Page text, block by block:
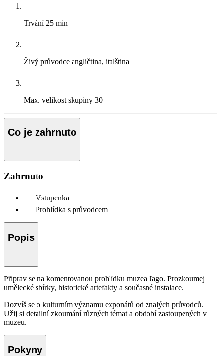
Trvání 25 min
Živý průvodce angličtina, italština
Max. velikost skupiny 30
Co je zahrnuto
Zahrnuto
Vstupenka
Prohlídka s průvodcem
Popis
Připrav se na komentovanou prohlídku muzea Jago. Prozkoumej
umělecké sbírky, historické artefakty a současné instalace.
Dozvíš se o kulturním významu exponátů od znalých průvodců.
Užij si detailní zkoumání různých témat a období zastoupených v
muzeu.
Pokyny